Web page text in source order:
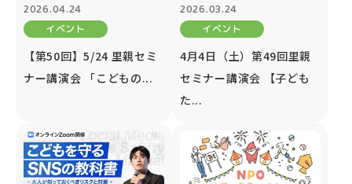
2026.04.24
イベント
【第50回】5/24 里親セミ
ナー講演会 「こどもの...
2026.03.24
イベント
4月4日（土）第49回里親
セミナー講演会 【子ども
た...